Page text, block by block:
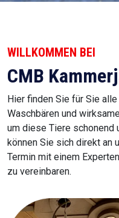
WILLKOMMEN BEI
CMB
Hier finden Sie für Sie
Waschbären und
um diese Tiere schonend
können Sie sich direkt an
Termin mit einem
zu vereinbaren.